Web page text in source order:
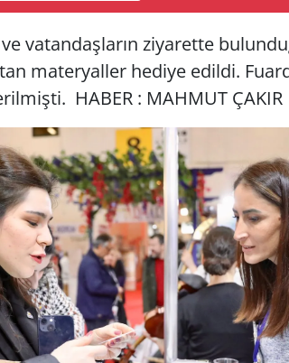
vatandaşların ziyarette
materyaller hediye edildi.
HABER : MAHMUT ÇAKIR